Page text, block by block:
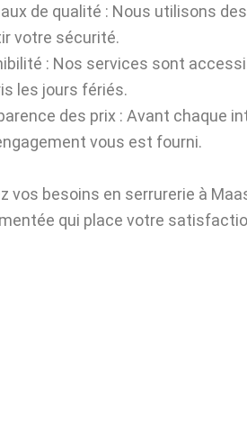
de qualité : Nous utilisons
votre sécurité.
: Nos services sont
les jours fériés.
des prix : Avant chaque
vous est fourni.
vos besoins en serrurerie à
qui place votre